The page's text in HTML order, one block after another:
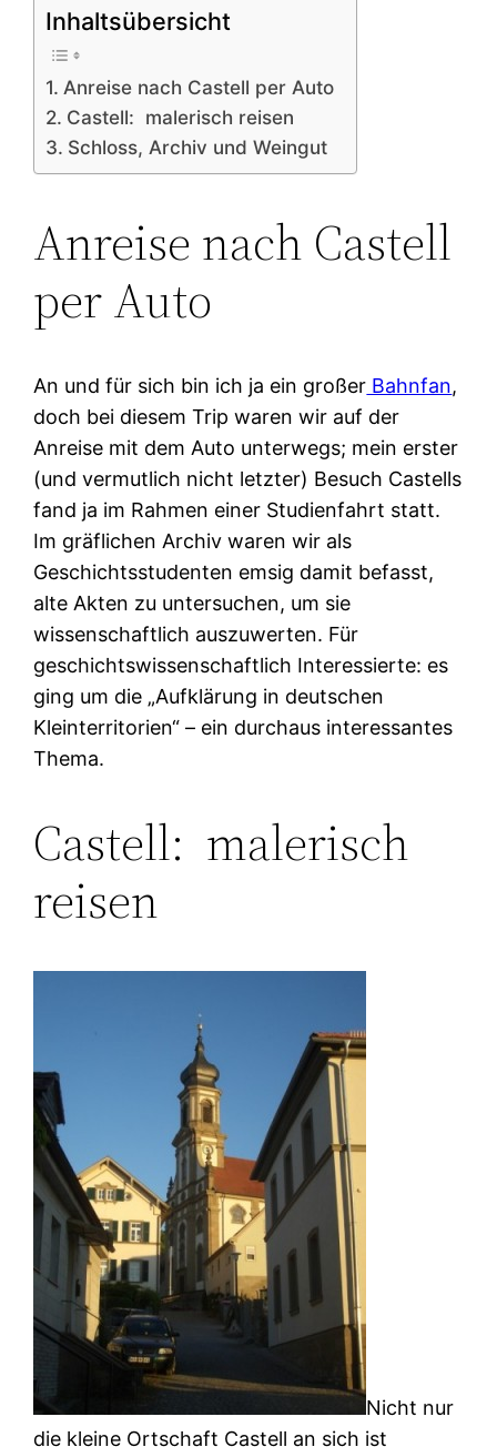
Inhaltsübersicht
Anreise nach Castell per Auto
Castell: malerisch reisen
Schloss, Archiv und Weingut
Anreise nach Castell
per Auto
An und für sich bin ich ja ein großer Bahnfan,
doch bei diesem Trip waren wir auf der
Anreise mit dem Auto unterwegs; mein erster
(und vermutlich nicht letzter) Besuch Castells
fand ja im Rahmen einer Studienfahrt statt.
Im gräflichen Archiv waren wir als
Geschichtsstudenten emsig damit befasst,
alte Akten zu untersuchen, um sie
wissenschaftlich auszuwerten. Für
geschichtswissenschaftlich Interessierte: es
ging um die „Aufklärung in deutschen
Kleinterritorien“ – ein durchaus interessantes
Thema.
Castell: malerisch
reisen
Nicht nur
die kleine Ortschaft Castell an sich ist